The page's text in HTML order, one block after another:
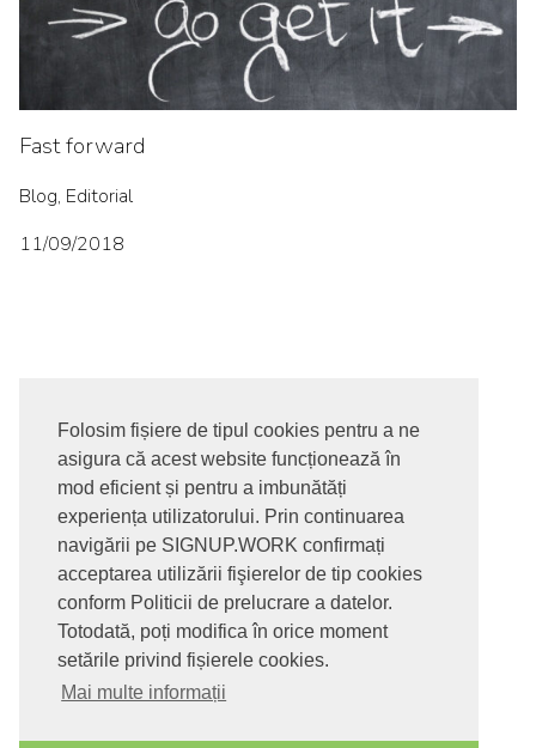
Folosim fișiere de tipul cookies pentru a ne
asigura că acest website funcționează în
mod eficient și pentru a imbunătăți
experiența utilizatorului. Prin continuarea
navigării pe SIGNUP.WORK confirmați
acceptarea utilizării fişierelor de tip cookies
conform Politicii de prelucrare a datelor.
Totodată, poți modifica în orice moment
setările privind fișierele cookies.
Mai multe informații
Fast forward
Blog, Editorial
11/09/2018
© 2017-2026. Toate drepturile rezervate
SIGNUPDOTWORK SRLTermeni si conditii | Politica de
confidentialitate | Politica de livrare si anulare comanda |
Politica GDPR